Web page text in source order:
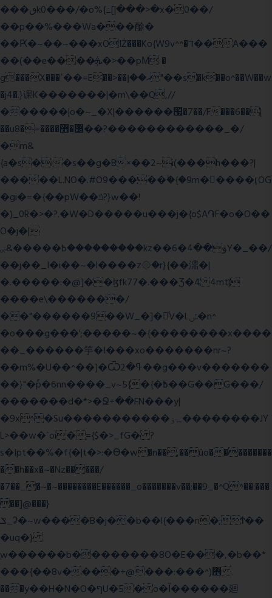
���ٯk0���/�o%{߸[|���>�x�0��/
��p��%���Wa���酴�
��Ԗ�~��~���xOIŻ���Ko{W9v^^�ד��A���
��(��e����ܞ�>��pΜ �
g���X���ߴ��=E��>��އ��ן"��s�k��o^��W��w
�j4�.}课K�������|�m\��Q,//
������|o�~_�X|������՗�7��/F���6��|
��u8�=����߼�޾��?������������_�/
�m&
{a�s�i�s��g�B×��2~i(���h���?|
�����L.NO�.#O9�����ۙ�{�9m��ً���ӷOG
�gi�=�{��pW��ݿ?}w��!
�)_0R�>�?.�W�D�����u���j�{o$A֏F�o�O��
O�j�|
߿�����&ۻ����ۛ�����kz��ۋ��4�6Y�_��/
��j��_I�i��~�l����z۞�r}{��濎�|
�.�����:�@]��ɮfk77�.���Ʒ�4 4mt|
����e\�������/
��"������9��W_�]�ͮV�Lݽ�n^
�o���g���';�����~�{��������x����
��_������竽�I���xo�������nr~?
��m%�U��^��]�Ѿߟ�2��g���v�������
��}"�ٗp�6nn����_v~5{�{�߿��G��G���/
�������d�*>�Ջ+��FN���y|
�9x^�Su�����������ۏ_��������JY
L>��w�ˋoi�={$�>_fG� ?
s�Ipt��%�f{�|t�>:�ϴ�w�n��,��ûo���������
��h��x�~�Nz�����/
�7��_�~�~��������E������_o�������v��;��9_�^Q^��:���
��]@���}
ݏ_ʡ�~w����B�j��b��l{���n�;Ϯ��
�uq�}
ֲw������b��������8O�E���,�b��*
���{��8v����+@���:���^)޾
���y��H�N�O�ףU�5� o�Ȉ������廻